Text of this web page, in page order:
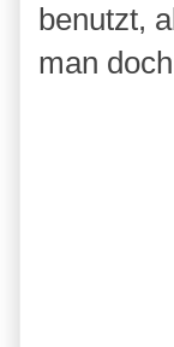
benutzt,
man